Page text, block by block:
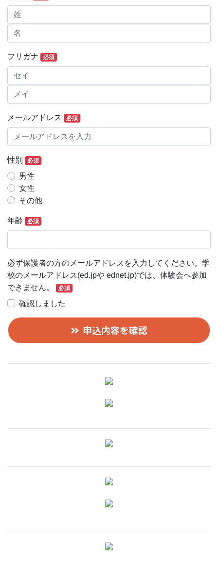
フリガナ 必須
メールアドレス 必須
性別 必須
男性
女性
その他
年齢 必須
必ず保護者の方のメールアドレスを入力してください。学
校のメールアドレス(ed.jpや ednet.jp)では、体験会へ参加
できません。
必須
確認しました
申込内容を確認